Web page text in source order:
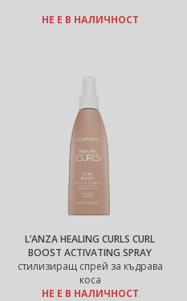
НЕ Е В НАЛИЧНОСТ
L’ANZA HEALING CURLS CURL
BOOST ACTIVATING SPRAY
стилизиращ спрей за къдрава
коса
НЕ Е В НАЛИЧНОСТ